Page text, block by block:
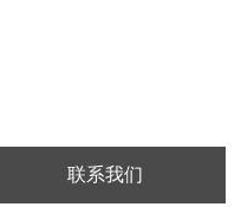
联系我们